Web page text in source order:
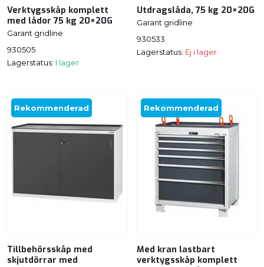
Verktygsskåp komplett
med lådor 75 kg 20×20G
Garant gridline
930505
Lagerstatus: I lager
Utdragslåda, 75 kg 20×20G
Garant gridline
930533
Lagerstatus: Ej i lager
Rekommenderad
Tillbehörsskåp med
skjutdörrar med
Rekommenderad
Med kran lastbart
verktygsskåp komplett